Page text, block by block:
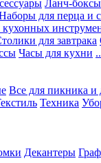
Ланч-боксы
для перца и
для завтрака
Часы для кухни
Все для пикника и
Техника
Декантеры